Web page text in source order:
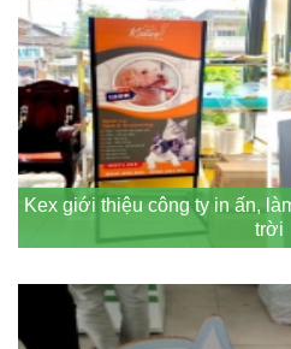
Kex giới thiệu công ty in ấn,
trời